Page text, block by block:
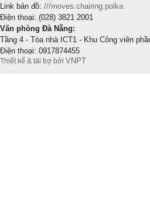
Link bản đồ: ///moves.chairing.polka
Điện thoại: (028) 3821 2001
Văn phòng Đà Nẵng:
Tầng 4 - Tòa nhà ICT1 - Khu Công viên
Điện thoại: 0917874455
Thiết kế & tài trợ bởi VNPT